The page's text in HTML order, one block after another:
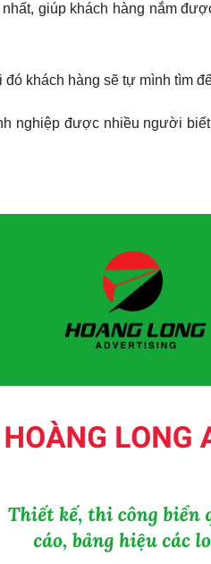
giúp khách hàng nắm
khách hàng sẽ tự mình tìm
nghiệp được nhiều người